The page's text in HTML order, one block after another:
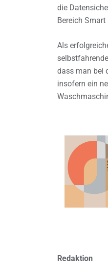
die
Bereich
Als
dass man bei
insofern ein
Redaktion